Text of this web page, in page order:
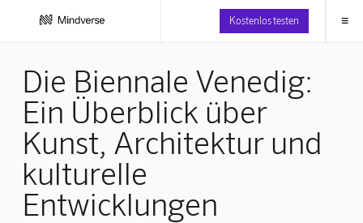
Kostenlos testen ≡
Die Biennale Venedig:
Ein Überblick über
Kunst, Architektur und
kulturelle
Entwicklungen